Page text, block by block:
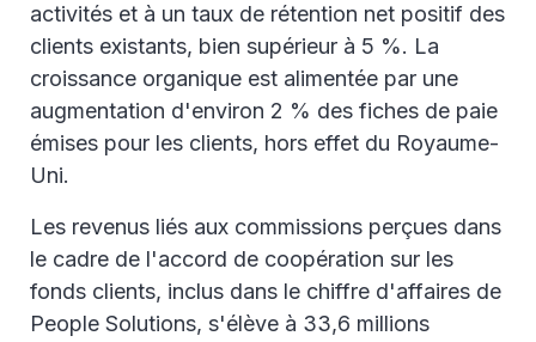
(*) Like-for-like (à périmètre constant) : résultats financiers
retraités reflétant la croissance sous-jacente réelle, incluant
l'impact des acquisitions récentes et excluant les résultats
exceptionnels réalisés en 2024 liés aux élections sociales en
Belgique.
activités et à un taux de rétention net positif des
clients existants, bien supérieur à 5 %. La
croissance organique est alimentée par une
augmentation d'environ 2 % des fiches de paie
émises pour les clients, hors effet du Royaume-
Uni.
Les revenus liés aux commissions perçues dans
le cadre de l'accord de coopération sur les
fonds clients, inclus dans le chiffre d'affaires de
People Solutions, s'élève à 33,6 millions